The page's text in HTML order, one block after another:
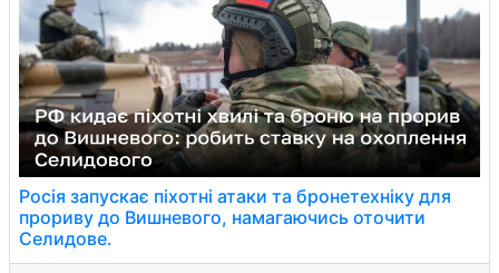
Росія запускає піхотні атаки та бронетехніку для
прориву до Вишневого, намагаючись оточити
Селидове.